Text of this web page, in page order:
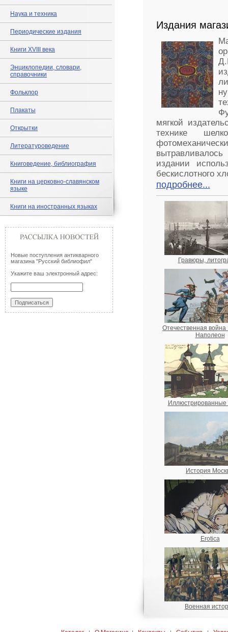
Наука и техника
Периодические издания
Книги XVIII века
Энциклопедии, словари,
справочники
Фольклор
Плакаты
Открытки
Литературоведение
Книговедение, библиография
Книги на церковно-славянском
языке
Книги на иностранных языках
Новые поступления антикварного
магазина "Русский библиофил"
Укажите ваш электронный адрес:
Издания
мягкой
технике
издании
бескислотного
подробнее...
Гравюры,
Отечественная война
Наполеон
Иллюстрированные
История
Erotica
Военная